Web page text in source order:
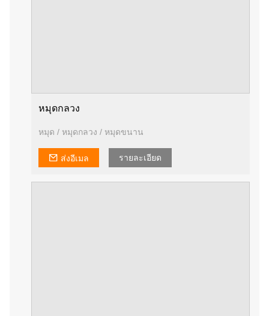
หมุดกลวง
หมุด / หมุดกลวง / หมุดขนาน
ส่งอีเมล รายละเอียด